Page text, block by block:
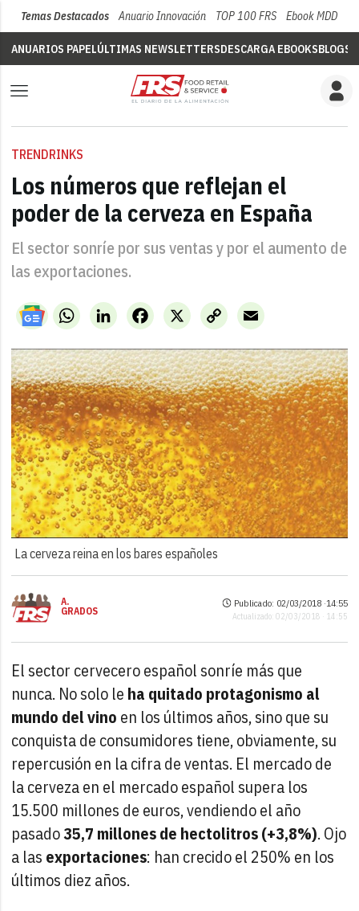
Temas Destacados Anuario Innovación TOP 100 FRS Ebook MDD
ANUARIOS PAPELÚLTIMAS NEWSLETTERSDESCARGA EBOOKSBLOGS
TRENDRINKS
Los números que reflejan el
poder de la cerveza en España
El sector sonríe por sus ventas y por el aumento de
las exportaciones.
WhatsAppLinkedIn X
Facebook
Copy
Link
Email
La cerveza reina en los bares españoles
A.
GRADOS
Publicado: 02/03/2018 ·14:55
Actualizado: 02/03/2018 · 14:55
El sector cervecero español sonríe más que
nunca. No solo le ha quitado protagonismo al
mundo del vino en los últimos años, sino que su
conquista de consumidores tiene, obviamente, su
repercusión en la cifra de ventas. El mercado de
la cerveza en el mercado español supera los
15.500 millones de euros, vendiendo el año
pasado35,7 millones de hectolitros (+3,8%). Ojo
a las exportaciones: han crecido el 250% en los
últimos diez años.